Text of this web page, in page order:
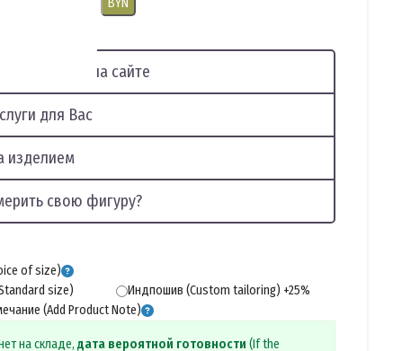
BYN
фото на сайте
для Вас
изделием
свою фигуру?
of size)
size)
Индпошив (Custom tailoring) +25%
(Add Product Note)
на складе,дата вероятной готовности (If the